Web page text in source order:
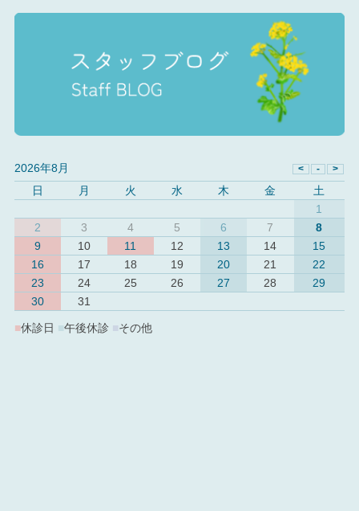
2026年8月
日
月 火 水 木 金
土
1
2
3 4 5 6 7
8
9
10 11 12 13 14
15
16
17 18 19 20 21
22
23
24 25 26 27 28
29
30
31
■休診日 ■午後休診 その他